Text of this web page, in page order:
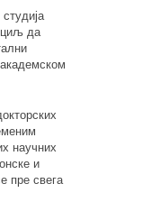
циљ да
научних
и
пре свега